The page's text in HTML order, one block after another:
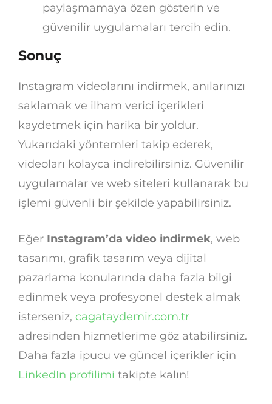
paylaşmamaya özen gösterin ve
güvenilir uygulamaları tercih edin.
Sonuç
Instagram videolarını indirmek, anılarınızı
saklamak ve ilham verici içerikleri
kaydetmek için harika bir yoldur.
Yukarıdaki yöntemleri takip ederek,
videoları kolayca indirebilirsiniz. Güvenilir
uygulamalar ve web siteleri kullanarak bu
işlemi güvenli bir şekilde yapabilirsiniz.
Eğer Instagram’da video indirmek, web
tasarımı, grafik tasarım veya dijital
pazarlama konularında daha fazla bilgi
edinmek veya profesyonel destek almak
isterseniz, cagataydemir.com.tr
adresinden hizmetlerime göz atabilirsiniz.
Daha fazla ipucu ve güncel içerikler için
LinkedIn profilimi takipte kalın!